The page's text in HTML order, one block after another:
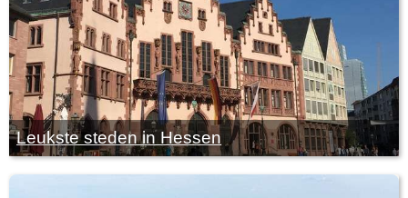
Leukste steden in Hessen